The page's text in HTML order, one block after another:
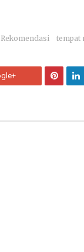
Rekomendasi
tempat